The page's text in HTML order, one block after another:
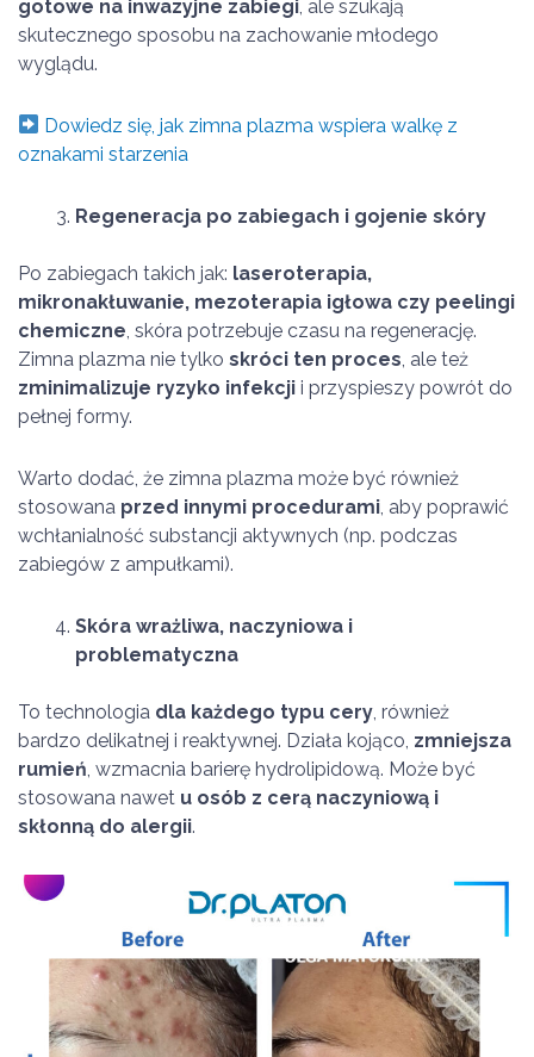
gotowe na inwazyjne zabiegi , ale szukają
skutecznego sposobu na zachowanie młodego
wyglądu.
Dowiedz się, jak zimna plazma wspiera walkę z
oznakami starzenia
Regeneracja po zabiegach i gojenie skóry
Po zabiegach takich jak: laseroterapia,
mikronakłuwanie, mezoterapia igłowa czy peelingi
chemiczne , skóra potrzebuje czasu na regenerację.
Zimna plazma nie tylko skróci ten proces , ale też
zminimalizuje ryzyko infekcji i przyspieszy powrót do
pełnej formy.
Warto dodać, że zimna plazma może być również
stosowana przed innymi procedurami , aby poprawić
wchłanialność substancji aktywnych (np. podczas
zabiegów z ampułkami).
Skóra wrażliwa, naczyniowa i
problematyczna
To technologia dla każdego typu cery , również
bardzo delikatnej i reaktywnej. Działa kojąco, zmniejsza
rumień , wzmacnia barierę hydrolipidową. Może być
stosowana nawet u osób z cerą naczyniową i
skłonną do alergii.